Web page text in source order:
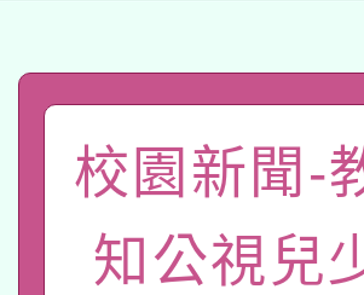
A3數位素養
「數位內容
pilot」
有關大陸委
薪期間赴陸
轉知經濟部
校園新聞-
知公視兒